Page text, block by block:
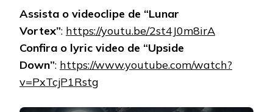
Assista o videoclipe de “Lunar
Vortex”: https://youtu.be/2st4J0m8irA
Confira o lyric video de “Upside
Down”: https://www.youtube.com/watch?
v=PxTcjP1Rstg